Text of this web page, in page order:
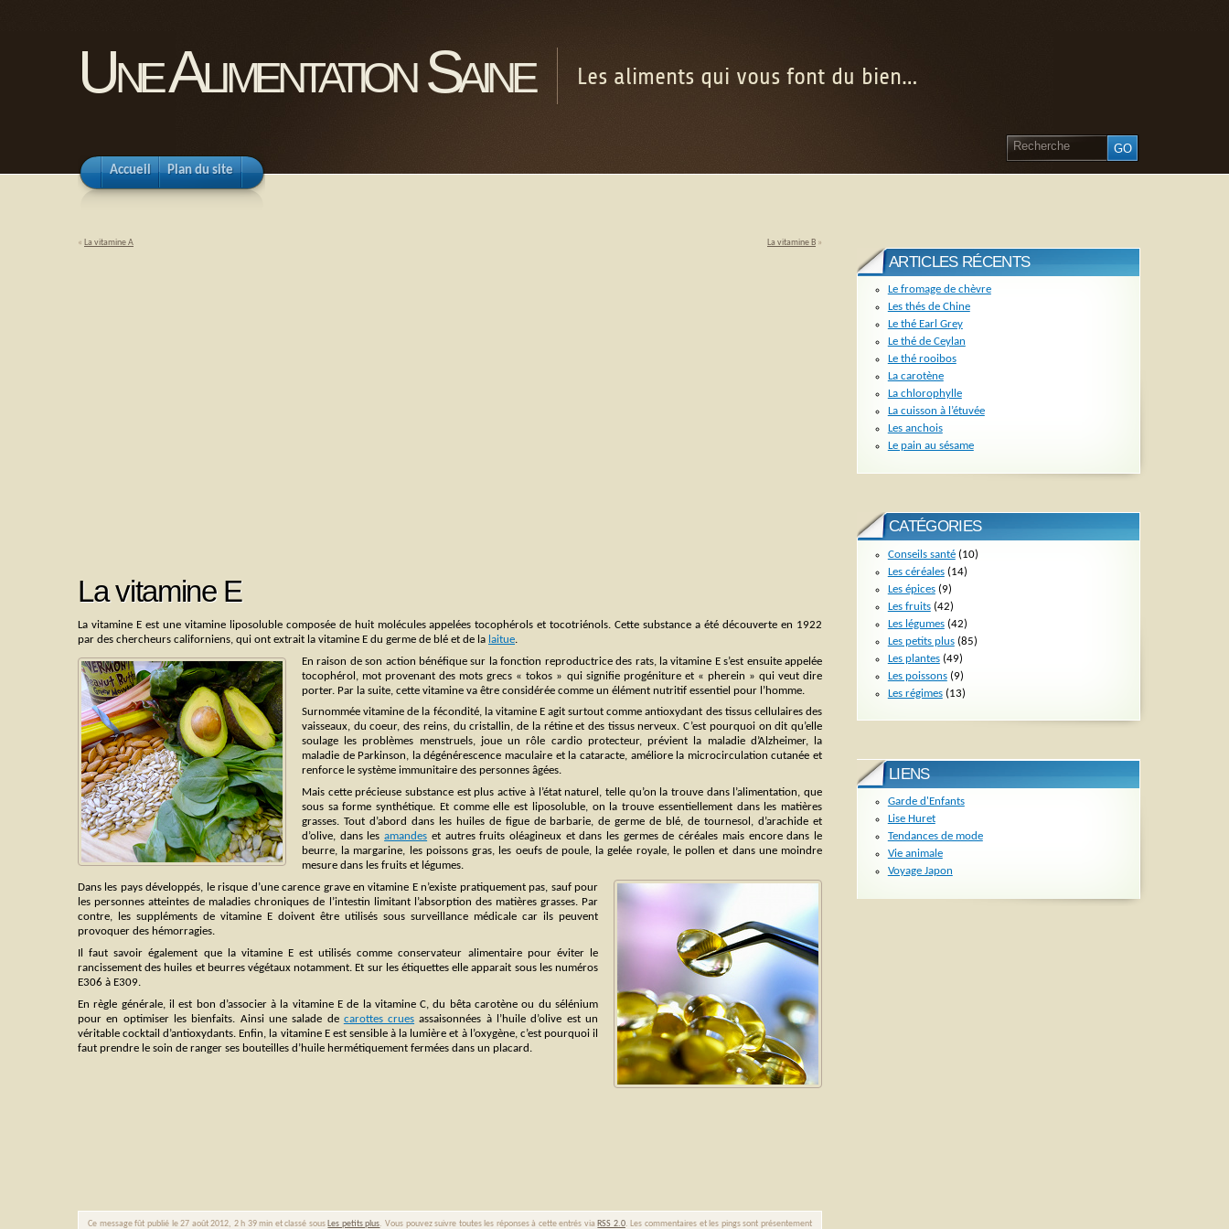
Une Alimentation Saine Les aliments qui vous font du bien…
Accueil Plan du site
« La vitamine A La vitamine B »
La vitamine E
La vitamine E est une vitamine liposoluble composée de huit molécules appelées tocophérols et tocotriénols. Cette substance a été découverte en 1922
par des chercheurs californiens, qui ont extrait la vitamine E du germe de blé et de la laitue.
En raison de son action bénéfique sur la fonction reproductrice des rats, la vitamine E s’est ensuite appelée
tocophérol, mot provenant des mots grecs « tokos » qui signifie progéniture et « pherein » qui veut dire
porter. Par la suite, cette vitamine va être considérée comme un élément nutritif essentiel pour l’homme.
Surnommée vitamine de la fécondité, la vitamine E agit surtout comme antioxydant des tissus cellulaires des
vaisseaux, du coeur, des reins, du cristallin, de la rétine et des tissus nerveux. C’est pourquoi on dit qu’elle
soulage les problèmes menstruels, joue un rôle cardio protecteur, prévient la maladie d’Alzheimer, la
maladie de Parkinson, la dégénérescence maculaire et la cataracte, améliore la microcirculation cutanée et
renforce le système immunitaire des personnes âgées.
Mais cette précieuse substance est plus active à l’état naturel, telle qu’on la trouve dans l’alimentation, que
sous sa forme synthétique. Et comme elle est liposoluble, on la trouve essentiellement dans les matières
grasses. Tout d’abord dans les huiles de figue de barbarie, de germe de blé, de tournesol, d’arachide et
d’olive, dans lesamandes et autres fruits oléagineux et dans les germes de céréales mais encore dans le
beurre, la margarine, les poissons gras, les oeufs de poule, la gelée royale, le pollen et dans une moindre
mesure dans les fruits et légumes.
Dans les pays développés, le risque d’une carence grave en vitamine E n’existe pratiquement pas, sauf pour
les personnes atteintes de maladies chroniques de l’intestin limitant l’absorption des matières grasses. Par
contre, les suppléments de vitamine E doivent être utilisés sous surveillance médicale car ils peuvent
provoquer des hémorragies.
Il faut savoir également que la vitamine E est utilisés comme conservateur alimentaire pour éviter le
rancissement des huiles et beurres végétaux notamment. Et sur les étiquettes elle apparait sous les numéros
E306 à E309.
En règle générale, il est bon d’associer à la vitamine E de la vitamine C, du bêta carotène ou du sélénium
pour en optimiser les bienfaits. Ainsi une salade de carottes crues assaisonnées à l’huile d’olive est un
véritable cocktail d’antioxydants. Enfin, la vitamine E est sensible à la lumière et à l’oxygène, c’est pourquoi il
faut prendre le soin de ranger ses bouteilles d’huile hermétiquement fermées dans un placard.
Ce message fût publié le 27 août 2012, 2 h 39 min et classé sousLes petits plus. Vous pouvez suivre toutes les réponses à cette entrés viaRSS 2.0. Les commentaires et les pings sont présentement
ARTICLES RÉCENTS
Le fromage de chèvre
Les thés de Chine
Le thé Earl Grey
Le thé de Ceylan
Le thé rooibos
La carotène
La chlorophylle
La cuisson à l’étuvée
Les anchois
Le pain au sésame
CATÉGORIES
Conseils santé(10)
Les céréales(14)
Les épices(9)
Les fruits(42)
Les légumes(42)
Les petits plus(85)
Les plantes(49)
Les poissons(9)
Les régimes(13)
LIENS
Garde d'Enfants
Lise Huret
Tendances de mode
Vie animale
Voyage Japon